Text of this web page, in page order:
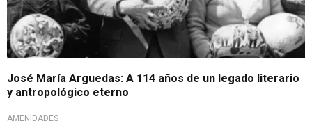
José María Arguedas: A 114 años de un legado literario
y antropológico eterno
AMENIDADES